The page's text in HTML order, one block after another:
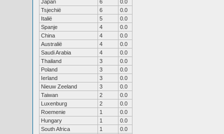
Japan
6
0.0
Tsjechië
6
0.0
Italië
5
0.0
Spanje
4
0.0
China
4
0.0
Australië
4
0.0
Saudi Arabia
4
0.0
Thailand
3
0.0
Poland
3
0.0
Ierland
3
0.0
Nieuw Zeeland
3
0.0
Taiwan
2
0.0
Luxenburg
2
0.0
Roemenie
1
0.0
Hungary
1
0.0
South Africa
1
0.0